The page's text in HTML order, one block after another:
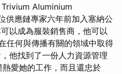
Aluminium
供應鏈專家六年前加入塞納公
以成為服裝銷售商，他可以
任何與傳播有關的領域中取得
他找到了一份人力資源管理
愛她的工作，而且還忠於